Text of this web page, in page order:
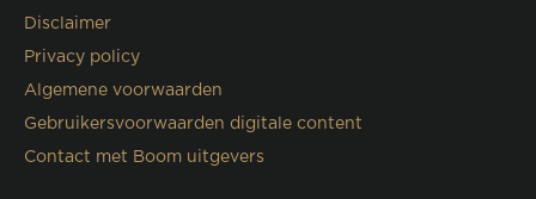
Disclaimer
Privacy policy
Algemene voorwaarden
Gebruikersvoorwaarden digitale content
Contact met Boom uitgevers